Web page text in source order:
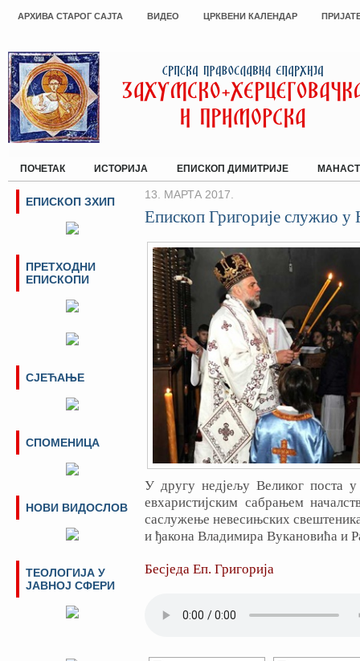
АРХИВА СТАРОГ САЈТА ВИДЕО ЦРКВЕНИ КАЛЕНДАР
ПОЧЕТАК ИСТОРИЈА ЕПИСКОП ДИМИТРИЈЕ
13. МАРТА 2017.
Епископ Григорије служио у
У другу недјељу Великог поста
евхаристијским сабрањем
саслужење невесињских
и ђакона Владимира Вукановића и
Бесједа Еп. Григорија
ЕПИСКОП ЗХИП
ПРЕТХОДНИ
ЕПИСКОПИ
СЈЕЋАЊЕ
СПОМЕНИЦА
НОВИ ВИДОСЛОВ
ТЕОЛОГИЈА У
ЈАВНОЈ СФЕРИ